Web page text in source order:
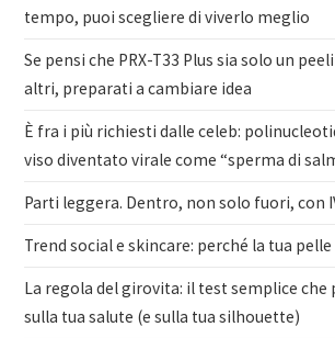
tempo, puoi scegliere di viverlo meglio
Se pensi che PRX-T33 Plus sia solo un
altri, preparati a cambiare idea
È fra i più richiesti dalle celeb:
viso diventato virale come “sperma di
Parti leggera. Dentro, non solo fuori, con
Trend social e skincare: perché la tua
La regola del girovita: il test semplice
sulla tua salute (e sulla tua silhouette)